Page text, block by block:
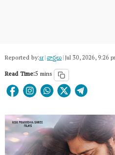
Reported by:sr|వార్త‌లు|Jul 30, 2026, 9:26
Read Time:5 mins